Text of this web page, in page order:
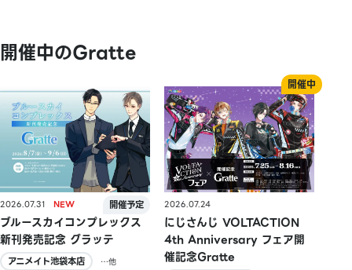
開催中のGratte
2026.07.31
ブルースカイコンプレックス
新刊発売記念 グラッテ
アニメイト池袋本店
…他
2026.07.24
にじさんじ VOLTACTION
4th Anniversary フェア開
催記念Gratte